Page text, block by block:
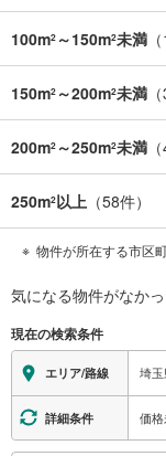
100m2 ～150m2未満 （
150m2 ～200m2未満 （
200m2 ～250m2未満 （
250m2以上 （58件）
物件が所在する市区
気になる物件がなか
現在の検索条件
エリア/路線 埼
詳細条件 価